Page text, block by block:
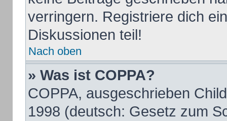
verringern. Registriere dich
Diskussionen teil!
Nach oben
» Was ist COPPA?
COPPA, ausgeschrieben
1998 (deutsch: Gesetz zum